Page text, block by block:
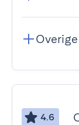
4.6